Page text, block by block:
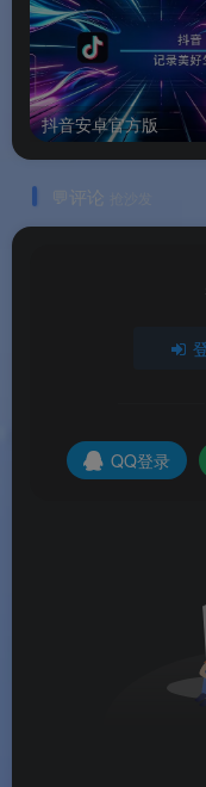
💾多格式输出
PHI（Ultra 和
软件特色
🔧 200+ 功能
图层编辑
抖音安卓官方版
💬评论
QQ登录